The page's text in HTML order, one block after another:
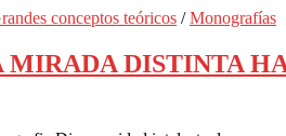
conceptos teóricos /Monografías
DISTINTA